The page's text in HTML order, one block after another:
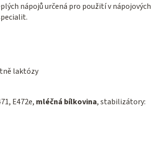
nápojů určená pro použití v nápojových
laktózy
E472e, mléčná bílkovina, stabilizátory: